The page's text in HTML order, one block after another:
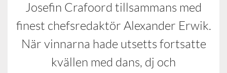
Josefin Crafoord tillsammans med
finest chefsredaktör Alexander Erwik.
När vinnarna hade utsetts fortsatte
kvällen med dans, dj och